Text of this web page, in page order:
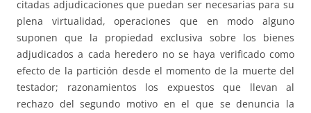
citadas adjudicaciones que puedan ser necesarias para su
plena virtualidad, operaciones que en modo alguno
suponen que la propiedad exclusiva sobre los bienes
adjudicados a cada heredero no se haya verificado como
efecto de la partición desde el momento de la muerte del
testador; razonamientos los expuestos que llevan al
rechazo del segundo motivo en el que se denuncia la